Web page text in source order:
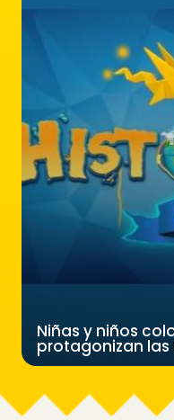
Niñas y niños
protagonizan las